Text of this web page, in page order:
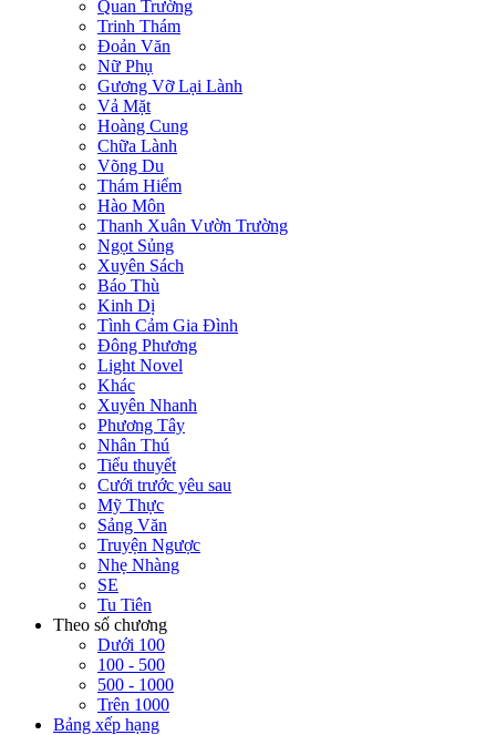
Quan Trường
Trinh Thám
Đoản Văn
Nữ Phụ
Gương Vỡ Lại Lành
Vả Mặt
Hoàng Cung
Chữa Lành
Võng Du
Thám Hiểm
Hào Môn
Thanh Xuân Vườn Trường
Ngọt Sủng
Xuyên Sách
Báo Thù
Kinh Dị
Tình Cảm Gia Đình
Đông Phương
Light Novel
Khác
Xuyên Nhanh
Phương Tây
Nhân Thú
Tiểu thuyết
Cưới trước yêu sau
Mỹ Thực
Sảng Văn
Truyện Ngược
Nhẹ Nhàng
SE
Tu Tiên
Theo số chương
Dưới 100
100 - 500
500 - 1000
Trên 1000
Bảng xếp hạng